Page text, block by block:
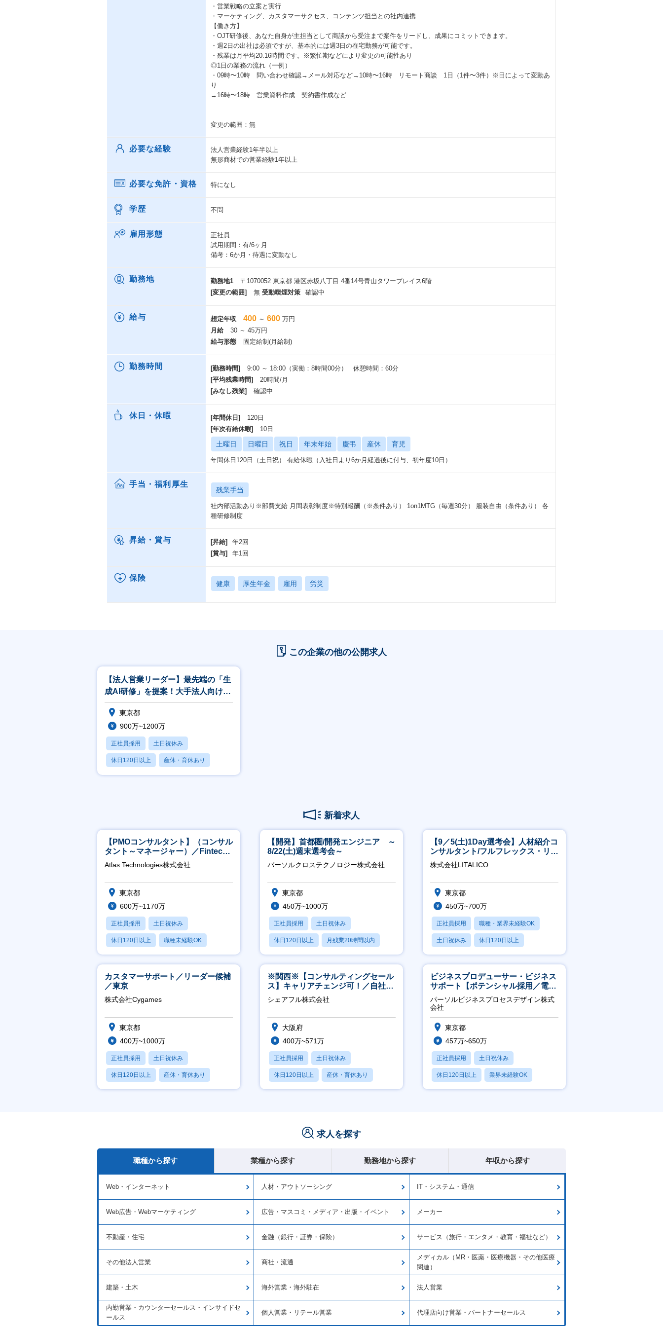
・営業戦略の立案と実行
・マーケティング、カスタマーサクセス、コンテンツ担当との社内連携
【働き方】
・OJT研修後、あなた自身が主担当として商談から受注まで案件をリードし、成果にコミットできます。
・週2日の出社は必須ですが、基本的には週3日の在宅勤務が可能です。
・残業は月平均20.16時間です。※繁忙期などにより変更の可能性あり
◎1日の業務の流れ（一例）
・09時〜10時 問い合わせ確認→メール対応など→10時〜16時 リモート商談 1日（1件〜3件）※日によって変動あ
り
→16時〜18時 営業資料作成 契約書作成など
変更の範囲：無
必要な経験
法人営業経験1年半以上
無形商材での営業経験1年以上
必要な免許・資格 特になし
学歴 不問
雇用形態
正社員
試用期間：有/6ヶ月
備考：6か月・待遇に変動なし
勤務地 勤務地1
〒1070052 東京都 港区赤坂八丁目 4番14号青山タワープレイス6階
[変更の範囲]
無 受動喫煙対策 確認中
給与 想定年収 400 ～ 600 万円
月給
30 ～ 45万円
給与形態
固定給制(月給制)
勤務時間 [勤務時間]
9:00 ～ 18:00（実働：8時間00分） 休憩時間：60分
[平均残業時間]
20時間/月
[みなし残業]
確認中
休日・休暇 [年間休日]
120日
[年次有給休暇]
10日
土曜日 日曜日 祝日 年末年始 慶弔 産休 育児
年間休日120日（土日祝） 有給休暇（入社日より6か月経過後に付与、初年度10日）
手当・福利厚生
残業手当
社内部活動あり※部費支給 月間表彰制度※特別報酬（※条件あり） 1on1MTG（毎週30分） 服装自由（条件あり） 各
種研修制度
昇給・賞与 [昇給]
年2回
[賞与]
年1回
保険
健康 厚生年金 雇用 労災
この企業の他の公開求人
【法人営業リーダー】最先端の「生
成AI研修」を提案！大手法人向けソ
リューション営業／週3リモート可
東京都
900万~1200万
正社員採用 土日祝休み
休日120日以上 産休・育休あり
月残業20時間以内
新着求人
【PMOコンサルタント】（コンサル
タント～マネージャー）／Fintech
領域／設立5年弱で上場
Atlas Technologies株式会社
東京都
600万~1170万
正社員採用 土日祝休み
休日120日以上 職種未経験OK
産休・育休あり
【開発】首都圏/開発エンジニア ～
8/22(土)週末選考会～
パーソルクロステクノロジー株式会社
東京都
450万~1000万
正社員採用 土日祝休み
休日120日以上 月残業20時間以内
賞与あり
【9／5(土)1Day選考会】人材紹介コ
ンサルタント/フルフレックス・リモ
ート/育休最長6年取得可
株式会社LITALICO
東京都
450万~700万
正社員採用 職種・業界未経験OK
土日祝休み 休日120日以上
産休・育休あり
カスタマーサポート／リーダー候補
／東京
株式会社Cygames
東京都
400万~1000万
正社員採用 土日祝休み
休日120日以上 産休・育休あり
月残業20時間以内
※関西※【コンサルティングセール
ス】キャリアチェンジ可！／自社サ
ービス『シェアフル』の営業
シェアフル株式会社
大阪府
400万~571万
正社員採用 土日祝休み
休日120日以上 産休・育休あり
賞与あり
ビジネスプロデューサー・ビジネス
サポート【ポテンシャル採用／電
力・ガス等の民間向けプロジェクト
推進】
パーソルビジネスプロセスデザイン株式
会社
東京都
457万~650万
正社員採用 土日祝休み
休日120日以上 業界未経験OK
産休・育休あり
求人を探す
職種から探す 業種から探す 勤務地から探す 年収から探す
Web・インターネット 人材・アウトソーシング IT・システム・通信
Web広告・Webマーケティング 広告・マスコミ・メディア・出版・イベント メーカー
不動産・住宅 金融（銀行・証券・保険） サービス（旅行・エンタメ・教育・福祉など）
その他法人営業 商社・流通
メディカル（MR・医薬・医療機器・その他医療
関連）
建築・土木 海外営業・海外駐在 法人営業
内勤営業・カウンターセールス・インサイドセ
ールス
個人営業・リテール営業 代理店向け営業・パートナーセールス